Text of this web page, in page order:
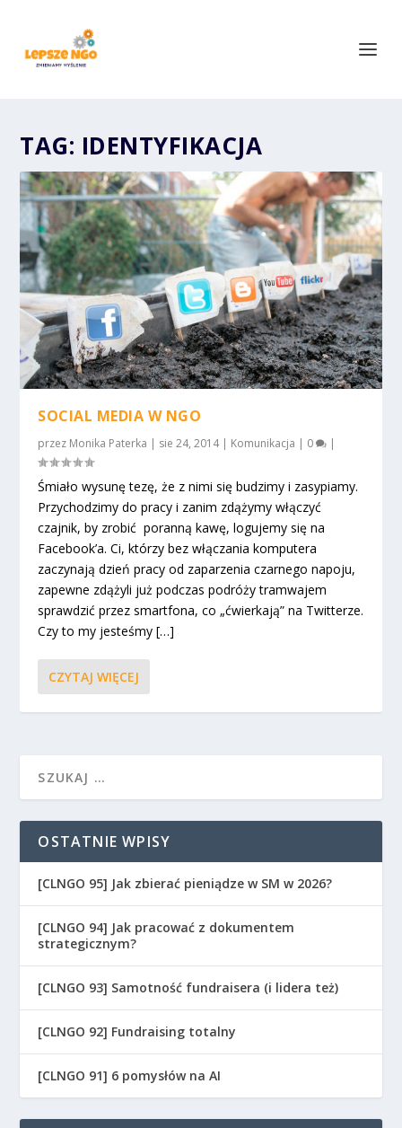
TAG: IDENTYFIKACJA
SOCIAL MEDIA W NGO
przez Monika Paterka | sie 24, 2014| Komunikacja | 0 |
Śmiało wysunę tezę, że z nimi się budzimy i zasypiamy.
Przychodzimy do pracy i zanim zdążymy włączyć
czajnik, by zrobić poranną kawę, logujemy się na
Facebook’a. Ci, którzy bez włączania komputera
zaczynają dzień pracy od zaparzenia czarnego napoju,
zapewne zdążyli już podczas podróży tramwajem
sprawdzić przez smartfona, co „ćwierkają” na Twitterze.
Czy to my jesteśmy […]
CZYTAJ WIĘCEJ
OSTATNIE WPISY
[CLNGO 95] Jak zbierać pieniądze w SM w 2026?
[CLNGO 94] Jak pracować z dokumentem
strategicznym?
[CLNGO 93] Samotność fundraisera (i lidera też)
[CLNGO 92] Fundraising totalny
[CLNGO 91] 6 pomysłów na AI